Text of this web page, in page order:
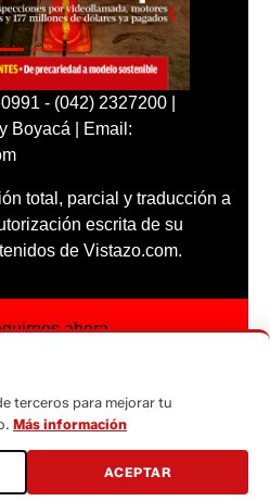
- (042) 2327200 |
Boyacá | Email:
total, parcial y traducción a
escrita de su
de Vistazo.com.
ahora
terceros para mejorar tu
Más información
ACEPTAR